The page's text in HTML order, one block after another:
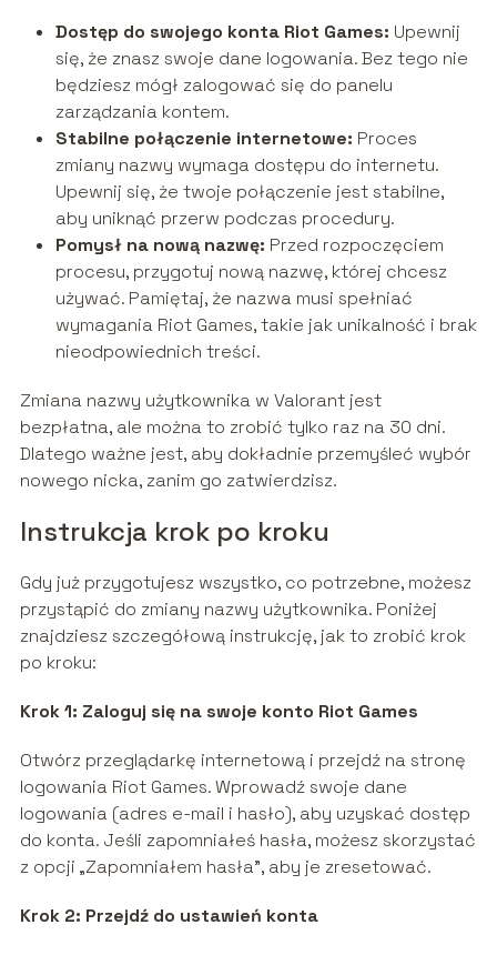
Dostęp do swojego konta Riot Games: Upewnij
się, że znasz swoje dane logowania. Bez tego nie
będziesz mógł zalogować się do panelu
zarządzania kontem.
Stabilne połączenie internetowe: Proces
zmiany nazwy wymaga dostępu do internetu.
Upewnij się, że twoje połączenie jest stabilne,
aby uniknąć przerw podczas procedury.
Pomysł na nową nazwę: Przed rozpoczęciem
procesu, przygotuj nową nazwę, której chcesz
używać. Pamiętaj, że nazwa musi spełniać
wymagania Riot Games, takie jak unikalność i brak
nieodpowiednich treści.
Zmiana nazwy użytkownika w Valorant jest
bezpłatna, ale można to zrobić tylko raz na 30 dni.
Dlatego ważne jest, aby dokładnie przemyśleć wybór
nowego nicka, zanim go zatwierdzisz.
Instrukcja krok po kroku
Gdy już przygotujesz wszystko, co potrzebne, możesz
przystąpić do zmiany nazwy użytkownika. Poniżej
znajdziesz szczegółową instrukcję, jak to zrobić krok
po kroku:
Krok 1: Zaloguj się na swoje konto Riot Games
Otwórz przeglądarkę internetową i przejdź na stronę
logowania Riot Games. Wprowadź swoje dane
logowania (adres e-mail i hasło), aby uzyskać dostęp
do konta. Jeśli zapomniałeś hasła, możesz skorzystać
z opcji „Zapomniałem hasła”, aby je zresetować.
Krok 2: Przejdź do ustawień konta